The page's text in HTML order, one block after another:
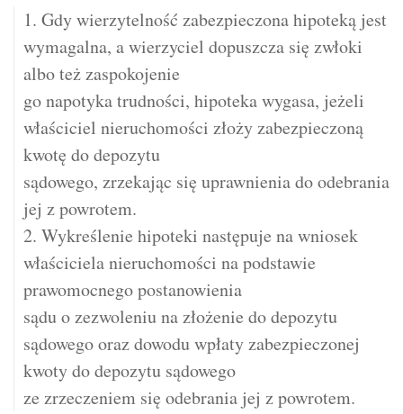
1. Gdy wierzytelność zabezpieczona hipoteką jest
wymagalna, a wierzyciel dopuszcza się zwłoki
albo też zaspokojenie
go napotyka trudności, hipoteka wygasa, jeżeli
właściciel nieruchomości złoży zabezpieczoną
kwotę do depozytu
sądowego, zrzekając się uprawnienia do odebrania
jej z powrotem.
2. Wykreślenie hipoteki następuje na wniosek
właściciela nieruchomości na podstawie
prawomocnego postanowienia
sądu o zezwoleniu na złożenie do depozytu
sądowego oraz dowodu wpłaty zabezpieczonej
kwoty do depozytu sądowego
ze zrzeczeniem się odebrania jej z powrotem.